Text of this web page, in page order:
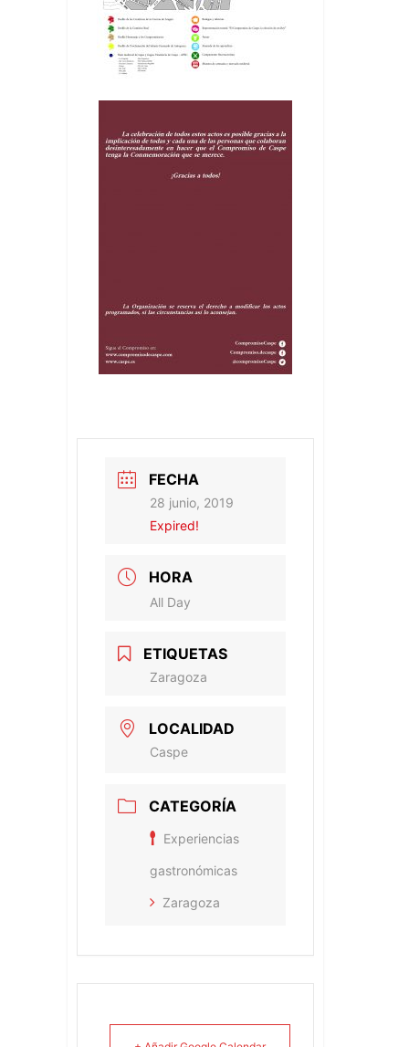
FECHA
28 junio, 2019
Expired!
HORA
All Day
ETIQUETAS
Zaragoza
LOCALIDAD
Caspe
CATEGORÍA
Experiencias
gastronómicas
Zaragoza